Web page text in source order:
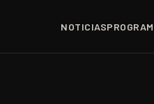
NOTICIAS